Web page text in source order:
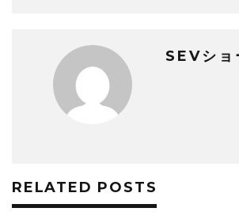
SEVショ
RELATED POSTS